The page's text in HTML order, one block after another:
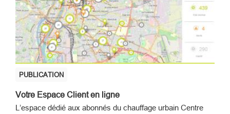
Votre Espace Client en ligne
L’espace dédié aux abonnés du chauffage urbain Centre
PUBLICATION